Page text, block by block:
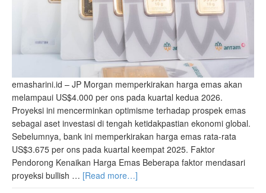
emasharini.id – JP Morgan memperkirakan harga emas akan
melampaui US$4.000 per ons pada kuartal kedua 2026.
Proyeksi ini mencerminkan optimisme terhadap prospek emas
sebagai aset investasi di tengah ketidakpastian ekonomi global.
Sebelumnya, bank ini memperkirakan harga emas rata-rata
US$3.675 per ons pada kuartal keempat 2025. Faktor
Pendorong Kenaikan Harga Emas Beberapa faktor mendasari
proyeksi bullish … [Read more…]